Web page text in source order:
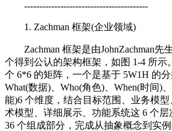
-----------------------------------------
1. Zachman 框架(企业领域)
Zachman 框架是由JohnZachman先
个得到公认的架构框架，如图 1-4 所示
个 6*6 的矩阵，一个是基于 5W1H 的分
What(数据)、Who(角色)、When(时间)
能)6 个维度，结合目标范围、业务模
术模型、详细展示、功能系统这 6 个
36 个组成部分，完成从抽象概念到实